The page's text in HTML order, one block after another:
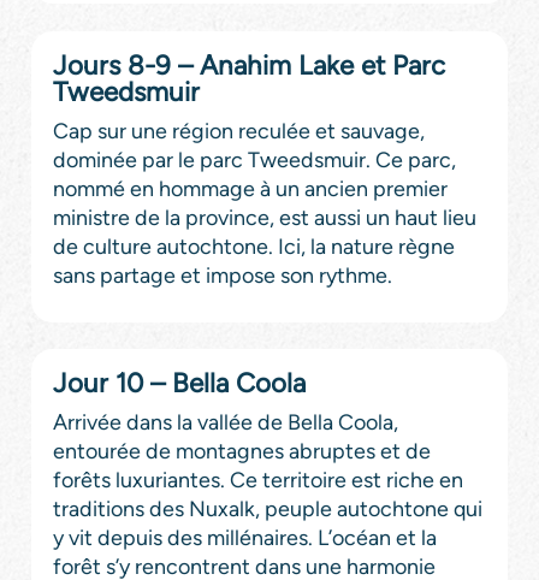
Jours 8-9 – Anahim Lake et Parc
Tweedsmuir
Cap sur une région reculée et sauvage,
dominée par le parc Tweedsmuir. Ce parc,
nommé en hommage à un ancien premier
ministre de la province, est aussi un haut lieu
de culture autochtone. Ici, la nature règne
sans partage et impose son rythme.
Jour 10 – Bella Coola
Arrivée dans la vallée de Bella Coola,
entourée de montagnes abruptes et de
forêts luxuriantes. Ce territoire est riche en
traditions des Nuxalk, peuple autochtone qui
y vit depuis des millénaires. L’océan et la
forêt s’y rencontrent dans une harmonie